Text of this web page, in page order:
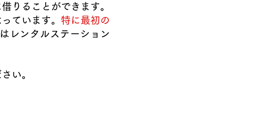
りることができます。
ています 。 特に最初の
レンタルステーション
い。